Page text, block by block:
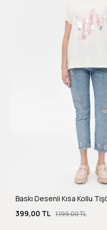
Baskı Desenli Kısa Kollu
399,00 TL 1.199,00 TL